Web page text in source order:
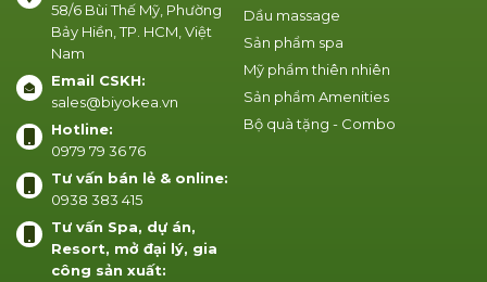
Dầu massage
Sản phẩm spa
Mỹ phẩm thiên nhiên
Sản phẩm Amenities
Bộ quà tặng - Combo
58/6 Bùi Thế Mỹ, Phường
Bảy Hiền, TP. HCM, Việt
Nam
Email CSKH:
sales@biyokea.vn
Hotline:
0979 79 36 76
Tư vấn bán lẻ & online:
0938 383 415
Tư vấn Spa, dự án,
Resort, mở đại lý, gia
công sản xuất: